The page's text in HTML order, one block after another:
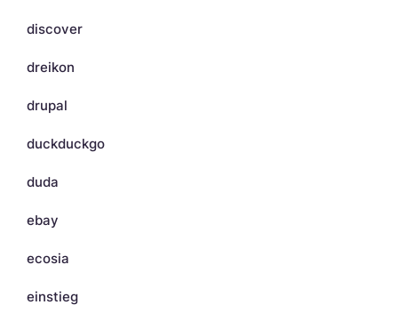
discover
dreikon
drupal
duckduckgo
duda
ebay
ecosia
einstieg